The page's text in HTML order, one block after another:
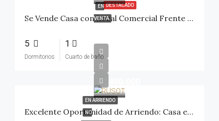
DESTACADO
EN
VENTA Se Vende Casa con Local Comercial Frente al Hospital de Talca
5
Dormitorios
1
Cuarto de baño
EN ARRIENDO
NO Excelente Oportunidad de Arriendo: Casa en Villa Doña Antonia, Maule Norte